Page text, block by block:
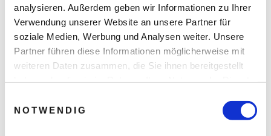
analysieren. Außerdem geben wir Informationen zu Ihrer
Verwendung unserer Website an unsere Partner für
soziale Medien, Werbung und Analysen weiter. Unsere
Partner führen diese Informationen möglicherweise mit
weiteren Daten zusammen, die Sie ihnen bereitgestellt
NOTWENDIG